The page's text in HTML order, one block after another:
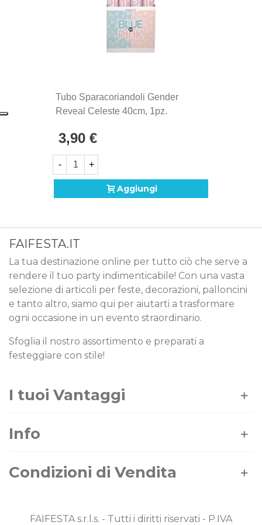
Tubo Sparacoriandoli Gender
Reveal Celeste 40cm, 1pz.
3,90 €
- +
Aggiungi
FAIFESTA.IT
La tua destinazione online per tutto ciò che serve a
rendere il tuo party indimenticabile! Con una vasta
selezione di articoli per feste, decorazioni, palloncini
e tanto altro, siamo qui per aiutarti a trasformare
ogni occasione in un evento straordinario.
Sfoglia il nostro assortimento e preparati a
festeggiare con stile!
I tuoi Vantaggi
Info
Condizioni di Vendita
FAIFESTA s.r.l.s. - Tutti i diritti riservati - P.IVA